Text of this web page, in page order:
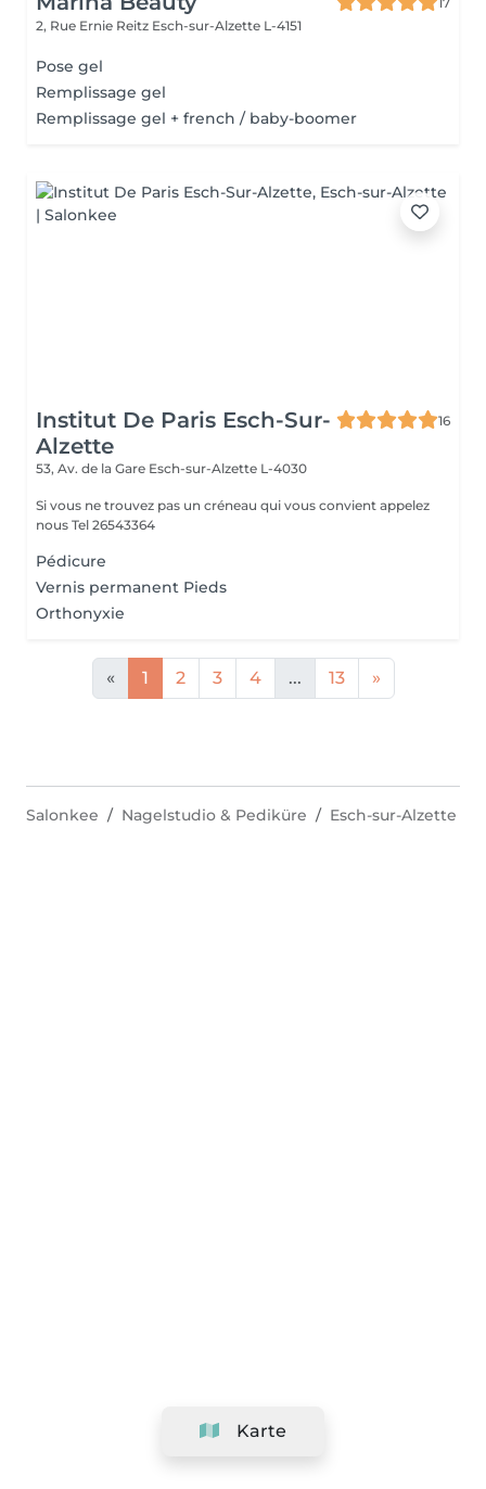
2, Rue Ernie Reitz Esch-sur-Alzette L-4151
Pose gel
Remplissage gel
Remplissage gel + french / baby-boomer
Institut De Paris Esch-Sur-
Alzette
16
53, Av. de la Gare Esch-sur-Alzette L-4030
Si vous ne trouvez pas un créneau qui vous convient appelez
nous Tel 26543364
Pédicure
Vernis permanent Pieds
Orthonyxie
« 1 2 3 4 ... 13 »
Karte
Salonkee Nagelstudio & Pediküre Esch-sur-Alzette